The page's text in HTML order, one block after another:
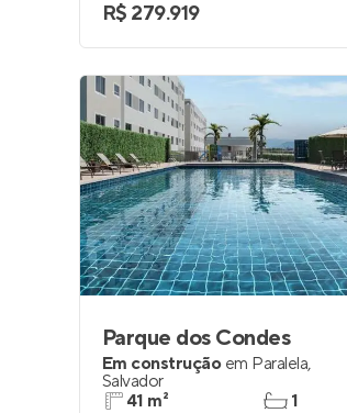
R$ 279.919
Parque dos Condes
Em construção em Paralela,
Salvador
41 m²
1